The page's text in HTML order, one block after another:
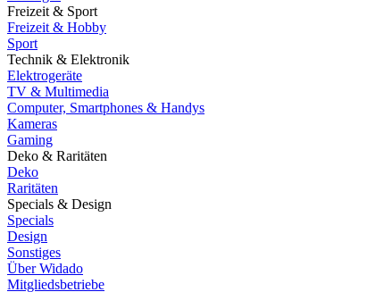
Freizeit & Sport
Freizeit & Hobby
Sport
Technik & Elektronik
Elektrogeräte
TV & Multimedia
Computer, Smartphones & Handys
Kameras
Gaming
Deko & Raritäten
Deko
Raritäten
Specials & Design
Specials
Design
Sonstiges
Über Widado
Mitgliedsbetriebe